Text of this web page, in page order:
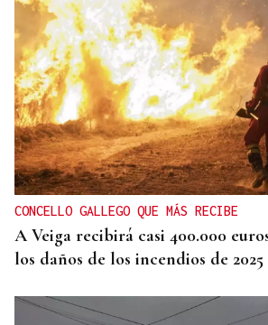
INCUMPLIMIENTO LEGAL
Turismo veta la “Ruta del
Laureano Oubiña por no cumplir
Turismo de Galicia
CONCELLO GALLEGO QUE MÁS RECIBE
A Veiga recibirá casi 400.000
los daños de los incendios de 2025